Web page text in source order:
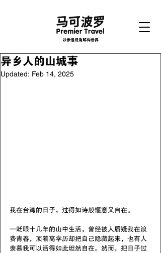
以赤道视角解构世界
异乡人的山城事
Updated: Feb 14, 2025
我在台湾的日子，过得如诗般惬意又自在。
一眨眼十几年的山中生活，曾经被人质疑我在浪
费青春，顶着高学历却把自己隐藏起来，也有人
羡慕我可以活得如此坦然自在。然而，把日子过